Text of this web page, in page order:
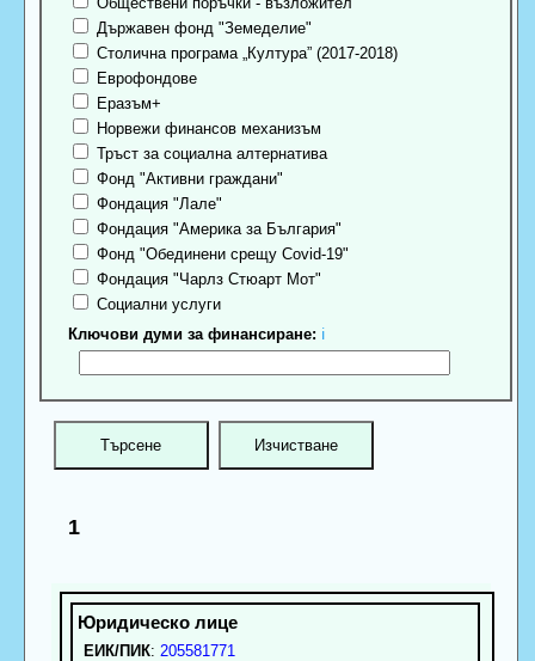
Държавен фонд "Земеделие"
Столична програма „Култура” (2017-2018)
Еврофондове
Еразъм+
Норвежи финансов механизъм
Тръст за социална алтернатива
Фонд "Активни граждани"
Фондация "Лале"
Фондация "Америка за България"
Фонд "Обединени срещу Covid-19"
Фондация "Чарлз Стюарт Мот"
Социални услуги
Ключови думи за финансиране: ℹ
1
ЕИК/ПИК: 205581771